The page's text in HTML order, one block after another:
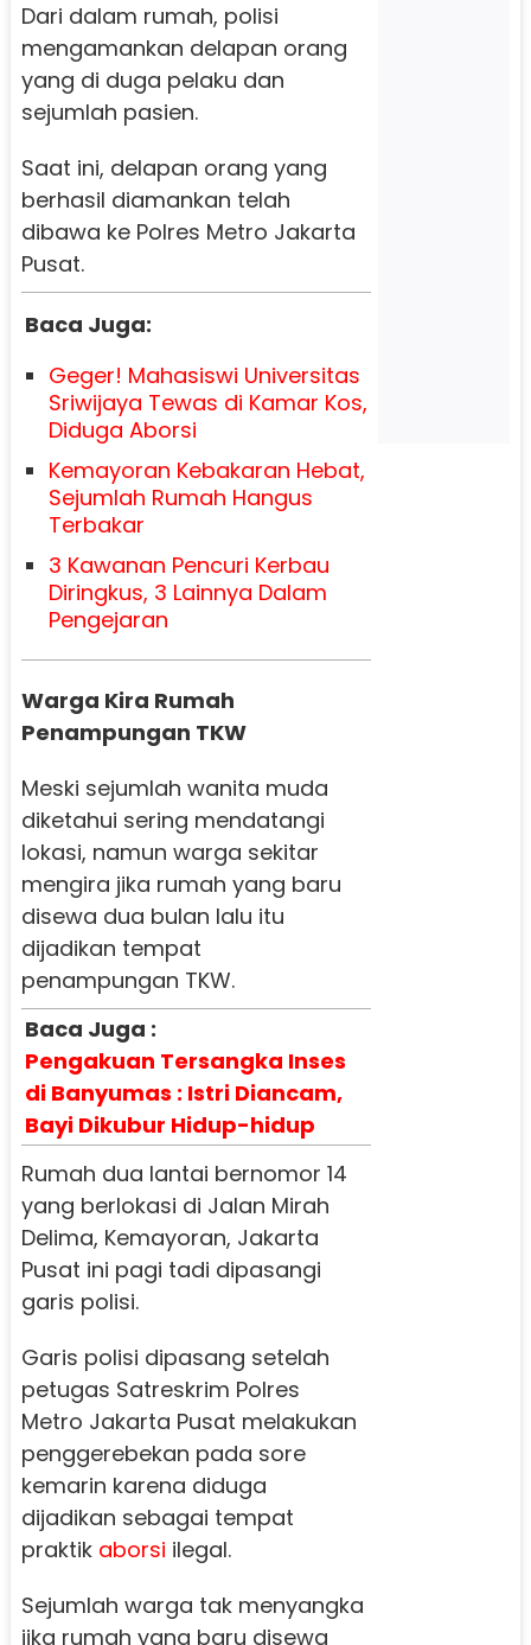
Dari dalam rumah, polisi
mengamankan delapan orang
yang di duga pelaku dan
sejumlah pasien.
Saat ini, delapan orang yang
berhasil diamankan telah
dibawa ke Polres Metro Jakarta
Pusat.
Baca Juga:
Geger! Mahasiswi Universitas
Sriwijaya Tewas di Kamar Kos,
Diduga Aborsi
Kemayoran Kebakaran Hebat,
Sejumlah Rumah Hangus
Terbakar
3 Kawanan Pencuri Kerbau
Diringkus, 3 Lainnya Dalam
Pengejaran
Warga Kira Rumah
Penampungan TKW
Meski sejumlah wanita muda
diketahui sering mendatangi
lokasi, namun warga sekitar
mengira jika rumah yang baru
disewa dua bulan lalu itu
dijadikan tempat
penampungan TKW.
Baca Juga :
Pengakuan Tersangka Inses
di Banyumas : Istri Diancam,
Bayi Dikubur Hidup-hidup
Rumah dua lantai bernomor 14
yang berlokasi di Jalan Mirah
Delima, Kemayoran, Jakarta
Pusat ini pagi tadi dipasangi
garis polisi.
Garis polisi dipasang setelah
petugas Satreskrim Polres
Metro Jakarta Pusat melakukan
penggerebekan pada sore
kemarin karena diduga
dijadikan sebagai tempat
praktik aborsi ilegal.
Sejumlah warga tak menyangka
jika rumah yang baru disewa